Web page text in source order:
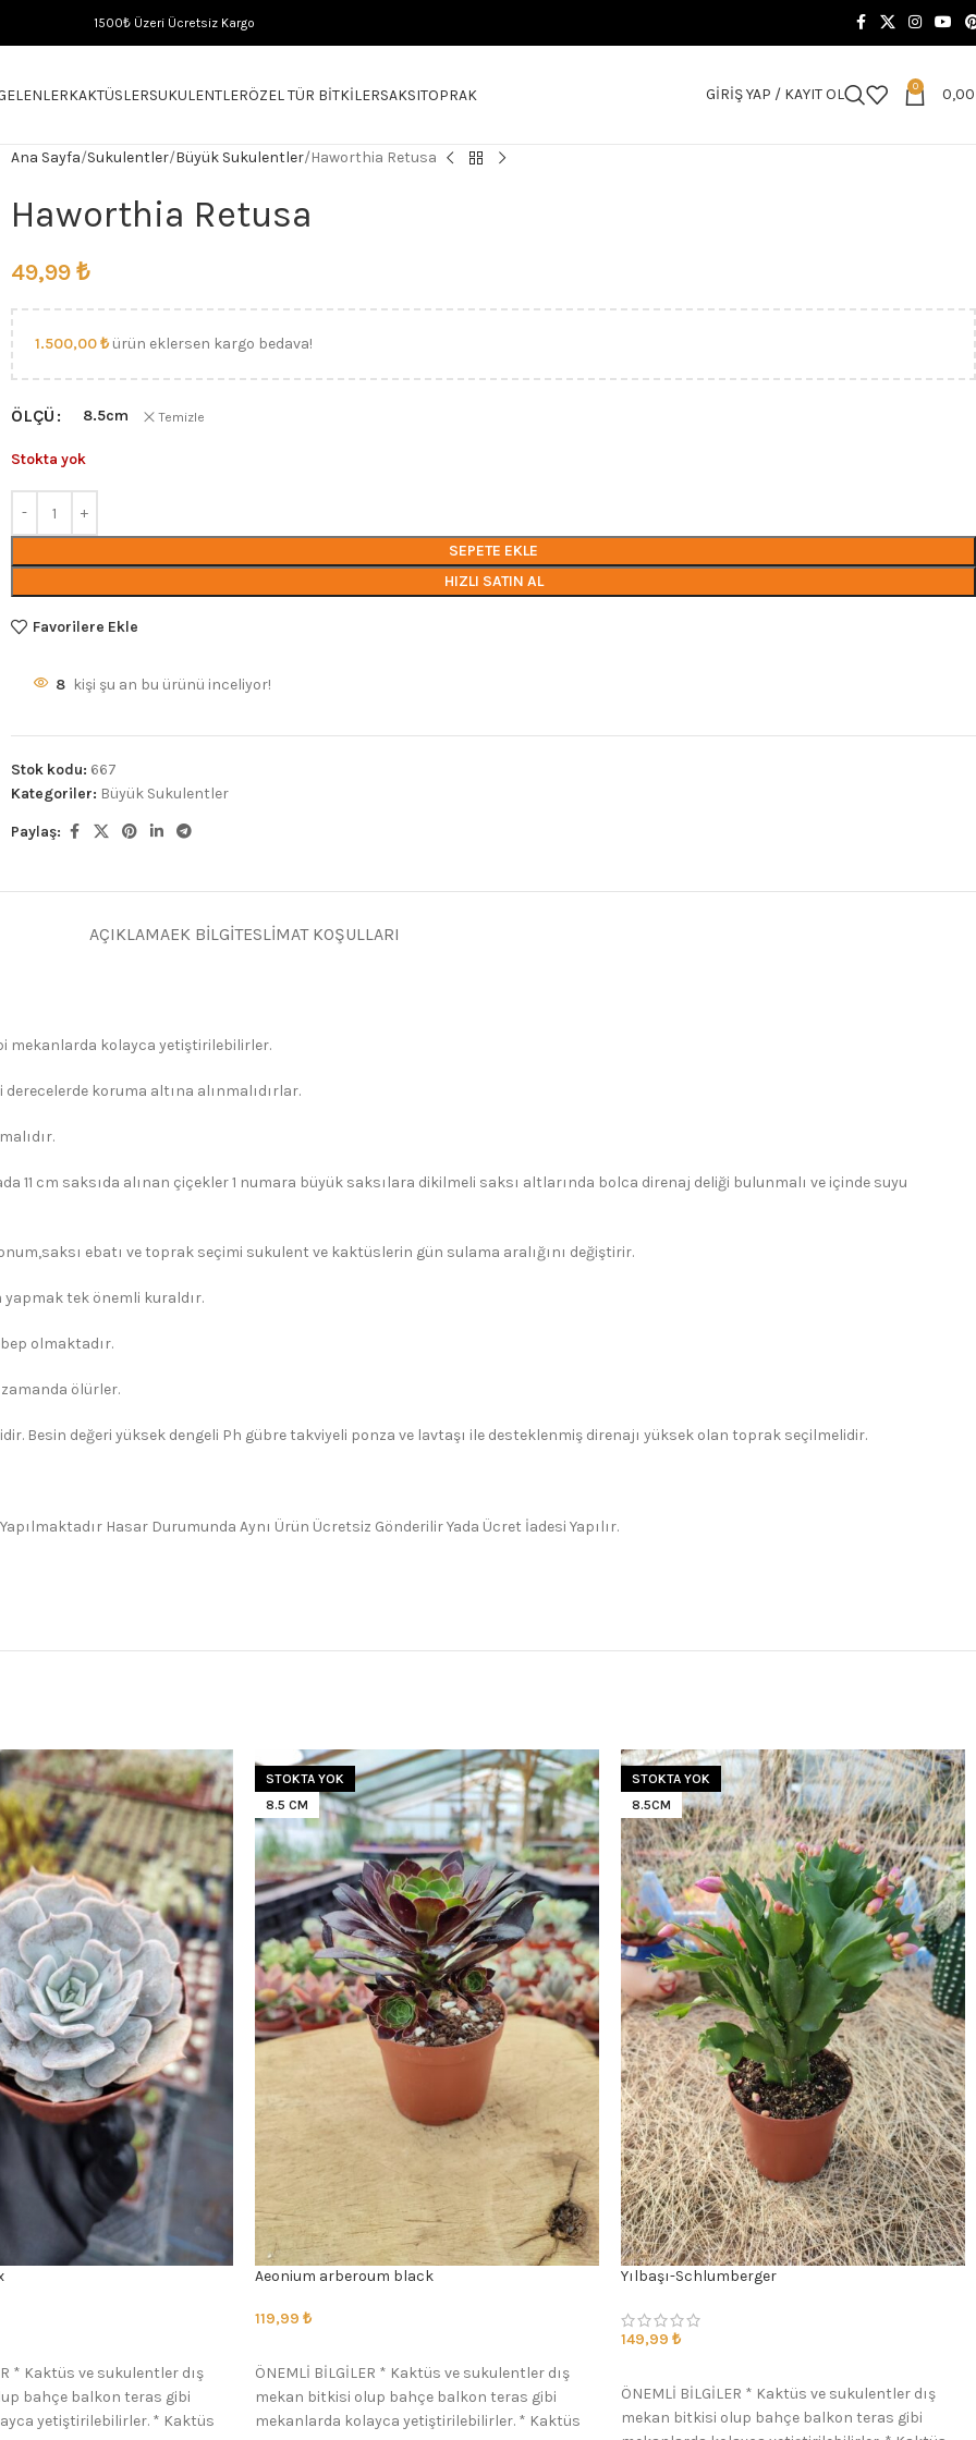
1500₺ Üzeri Ücretsiz Kargo
KAKTÜSLERSUKULENTLERÖZEL TÜR BITKILERSAKSITOPRAK GIRIŞ YAP / KAYIT OL 0
Ana Sayfa Sukulentler Büyük Sukulentler Haworthia Retusa
Haworthia Retusa
49,99 ₺
1.500,00₺ ürün eklersen kargo bedava!
ÖLÇÜ 8.5cm Temizle
Stokta yok
SEPETE EKLE
HIZLI SATIN AL
Favorilere Ekle
8 kişi şu an bu ürünü inceliyor!
Stok kodu: 667
Kategoriler: Büyük Sukulentler
Paylaş:
AÇIKLAMAEK BILGITESLIMAT KOŞULLARI
mekanlarda kolayca yetiştirilebilirler.
koruma altına alınmalıdırlar.
11 cm saksıda alınan çiçekler 1 numara büyük saksılara dikilmeli saksı altlarında bolca direnaj deliği bulunmalı ve içinde suyu
ebatı ve toprak seçimi sukulent ve kaktüslerin gün sulama aralığını değiştirir.
tek önemli kuraldır.
olmaktadır.
ölürler.
Besin değeri yüksek dengeli Ph gübre takviyeli ponza ve lavtaşı ile desteklenmiş direnajı yüksek olan toprak seçilmelidir.
Hasar Durumunda Aynı Ürün Ücretsiz Gönderilir Yada Ücret İadesi Yapılır.
* Kaktüs ve sukulentler dış
bahçe balkon teras gibi
yetiştirilebilirler. * Kaktüs
STOKTA YOK
8.5 CM
Aeonium arberoum black
119,99 ₺
ÖNEMLİ BİLGİLER * Kaktüs ve sukulentler dış
mekan bitkisi olup bahçe balkon teras gibi
mekanlarda kolayca yetiştirilebilirler. * Kaktüs
STOKTA YOK
8.5CM
Yılbaşı-Schlumberger
149,99 ₺
ÖNEMLİ BİLGİLER * Kaktüs ve sukulentler dış
mekan bitkisi olup bahçe balkon teras gibi